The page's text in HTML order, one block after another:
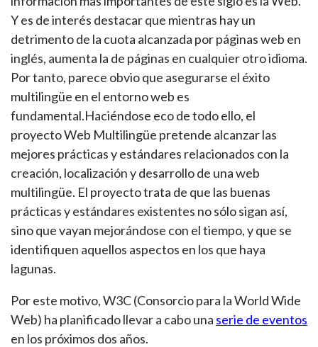
Y es de interés destacar que mientras hay un
detrimento de la cuota alcanzada por páginas web en
inglés, aumenta la de páginas en cualquier otro idioma.
Por tanto, parece obvio que asegurarse el éxito
multilingüe en el entorno web es
fundamental.Haciéndose eco de todo ello, el
proyecto Web Multilingüe pretende alcanzar las
mejores prácticas y estándares relacionados con la
creación, localización y desarrollo de una web
multilingüe. El proyecto trata de que las buenas
prácticas y estándares existentes no sólo sigan así,
sino que vayan mejorándose con el tiempo, y que se
identifiquen aquellos aspectos en los que haya
lagunas.
Por este motivo, W3C (Consorcio para la World Wide
Web) ha planificado llevar a cabo una serie de eventos
en los próximos dos años.